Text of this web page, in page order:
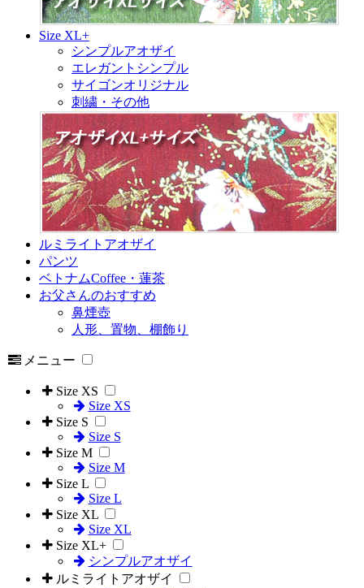
Size XL+
シンプルアオザイ
エレガントシンプル
サイゴンオリジナル
刺繍・その他
ルミライトアオザイ
パンツ
ベトナムCoffee・蓮茶
お父さんのおすすめ
鼻煙壺
人形、置物、棚飾り
メニュー
Size XS
Size XS
Size S
Size S
Size M
Size M
Size L
Size L
Size XL
Size XL
Size XL+
シンプルアオザイ
ルミライトアオザイ